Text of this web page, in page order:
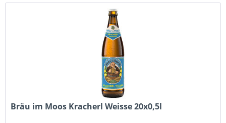
Bräu im Moos Kracherl Weisse 20x0,5l